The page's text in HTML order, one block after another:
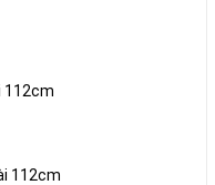
112cm
112cm